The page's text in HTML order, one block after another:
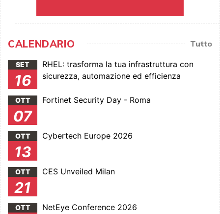
CALENDARIO Tutto
SET
16
RHEL: trasforma la tua infrastruttura con
sicurezza, automazione ed efficienza
OTT
07
Fortinet Security Day - Roma
OTT
13
Cybertech Europe 2026
OTT
21
CES Unveiled Milan
OTT NetEye Conference 2026